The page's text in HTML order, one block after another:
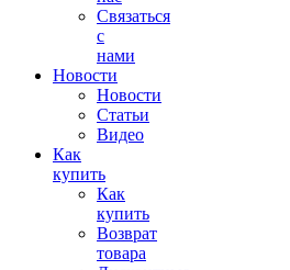
Связаться
с
нами
Новости
Новости
Статьи
Видео
Как
купить
Как
купить
Возврат
товара